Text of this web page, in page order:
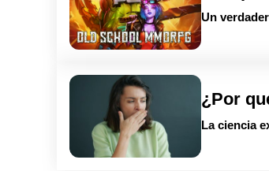
Un
¿Por
La ciencia